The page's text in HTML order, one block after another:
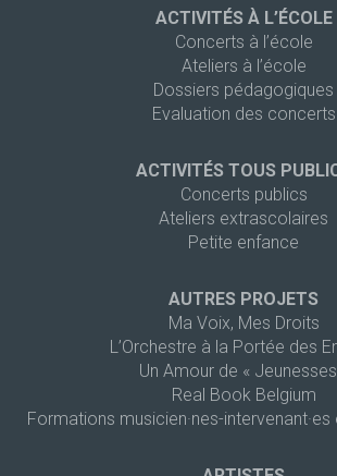
ACTIVITÉS À L’ÉCOLE
Concerts à l’école
Ateliers à l’école
Dossiers pédagogiques
Evaluation des concerts
ACTIVITÉS TOUS
Concerts publics
Ateliers extrascolaires
Petite enfance
AUTRES PROJETS
Ma Voix, Mes Droits
L’Orchestre à la Portée des
Un Amour de «
Real Book Belgium
Formations musicien·nes-intervenant·es